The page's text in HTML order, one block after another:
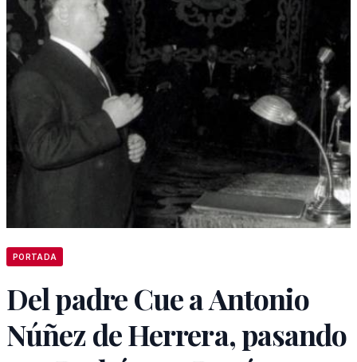
PORTADA
Del padre Cue a Antonio
Núñez de Herrera, pasando